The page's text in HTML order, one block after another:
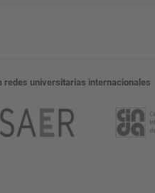
redes universitarias internacionales